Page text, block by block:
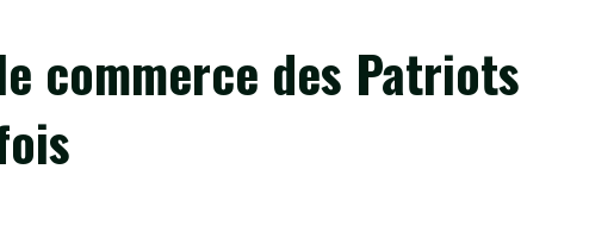
commerce des Patriots